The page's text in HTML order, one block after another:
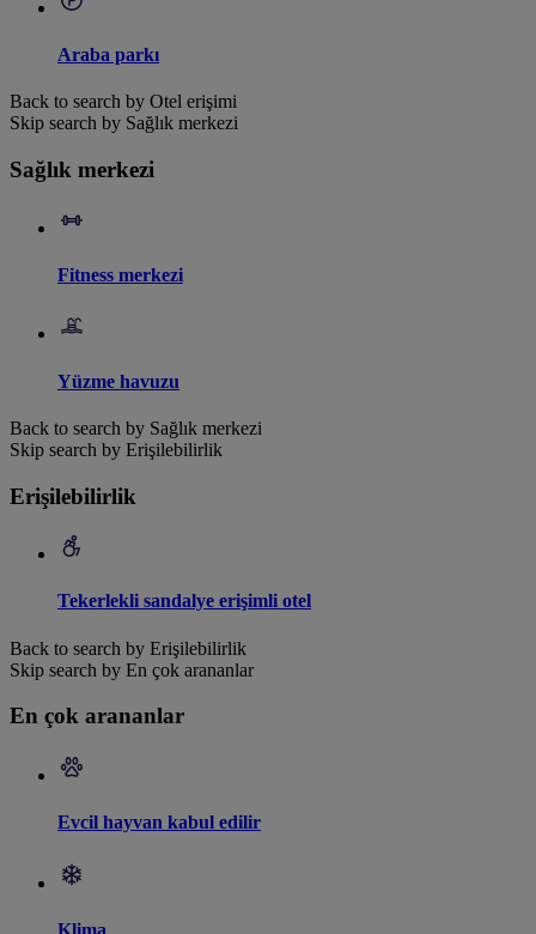
Araba parkı
Back to search by Otel erişimi
Skip search by Sağlık merkezi
Sağlık merkezi
Fitness merkezi
Yüzme havuzu
Back to search by Sağlık merkezi
Skip search by Erişilebilirlik
Erişilebilirlik
Tekerlekli sandalye erişimli otel
Back to search by Erişilebilirlik
Skip search by En çok arananlar
En çok arananlar
Evcil hayvan kabul edilir
Klima